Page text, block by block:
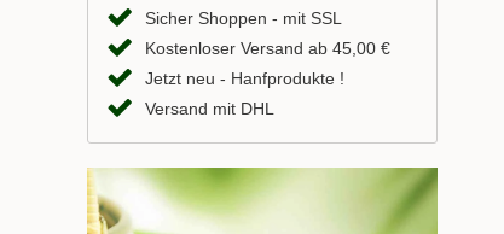
Sicher Shoppen - mit SSL
Kostenloser Versand ab 45,00 €
Jetzt neu - Hanfprodukte !
Versand mit DHL